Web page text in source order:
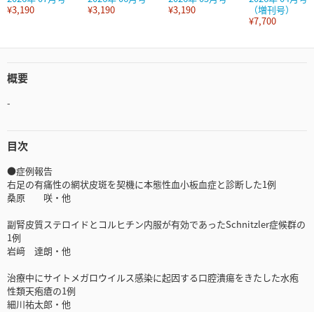
¥3,190
¥3,190
¥3,190
（増刊号）
¥7,700
概要
-
目次
●症例報告
右足の有痛性の網状皮斑を契機に本態性血小板血症と診断した1例
桑原 咲・他
副腎皮質ステロイドとコルヒチン内服が有効であったSchnitzler症候群の
1例
岩﨑 達朗・他
治療中にサイトメガロウイルス感染に起因する口腔潰瘍をきたした水疱
性類天疱瘡の1例
細川祐太郎・他